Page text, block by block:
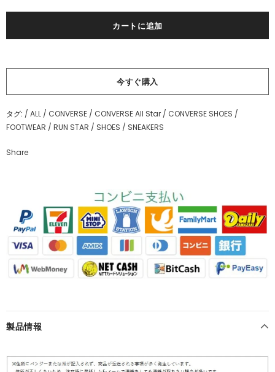
今すぐ購入
タグ: / ALL / CONVERSE / CONVERSE All Star / CONVERSE SHOES /
FOOTWEAR / RUN STAR / SHOES / SNEAKERS
Share
製品情報